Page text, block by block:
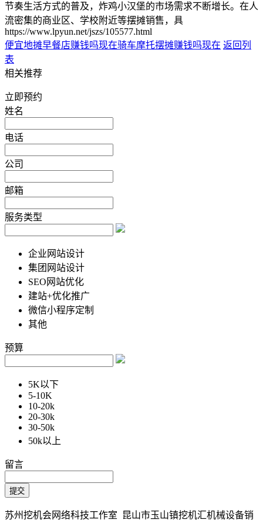
节奏生活方式的普及，炸鸡小汉堡的市场需求不断增长。在人
流密集的商业区、学校附近等摆摊销售，具
https://www.lpyun.net/jszs/105577.html
便宜地摊早餐店赚钱吗现在骑车摩托摆摊赚钱吗现在 返回列
表
相关推荐
立即预约
姓名
电话
公司
邮箱
服务类型
企业网站设计
集团网站设计
SEO网站优化
建站+优化推广
微信小程序定制
其他
预算
5K以下
5-10K
10-20k
20-30k
30-50k
50k以上
留言
苏州挖机会网络科技工作室 昆山市玉山镇挖机汇机械设备销